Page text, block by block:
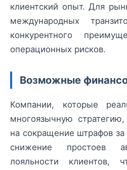
клиентский опыт. Для
международных
конкурентного
операционных рисков.
Возможные
Компании, которые
многоязычную
на сокращение штрафов
снижение простоев
лояльности клиентов,